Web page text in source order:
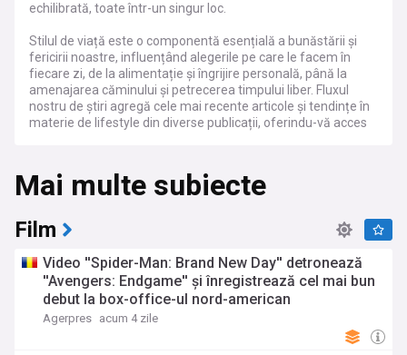
echilibrată, toate într-un singur loc.
Stilul de viață este o componentă esențială a bunăstării și
fericirii noastre, influențând alegerile pe care le facem în
fiecare zi, de la alimentație și îngrijire personală, până la
amenajarea căminului și petrecerea timpului liber. Fluxul
nostru de știri agregă cele mai recente articole și tendințe în
materie de lifestyle din diverse publicații, oferindu-vă acces
ponturi pentru un stil de viață sănătos, a unor soluții
ingenioase pentru casa dvs. sau pur și simplu doriți să fiți la
interior, secțiunea noastră de lifestyle vă ține conectat(ă) la
tot ce contează.
Pentru pasionații de astrologie, fluxul nostru include și cele
mai recente horoscoape publicate de diverse surse, de la
previziuni zilnice până la analize astrologice aprofundate.
Fie că tratați horoscopul ca pe un ghid spiritual, o sursă de
divertisment sau pur și simplu ca pe un punct de plecare
Mai multe subiecte
Film
Video ''Spider-Man: Brand New Day'' detronează
''Avengers: Endgame'' și înregistrează cel mai bun
debut la box-office-ul nord-american
Agerpres acum 4 zile